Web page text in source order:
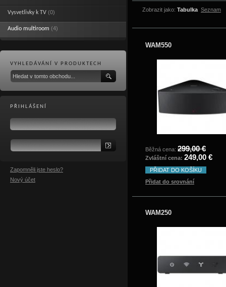
Vysvetlivky k TV (0)
Audio multiroom (4)
VYHLEDÁVÁNÍ V PRODUKTECH
PŘIHLÁŠENÍ
Zapomněli jste heslo?
Nový účet
Zobrazit jako: Tabulka Seznam
WAM550
Běžná cena: 299,00 €
Zvláštní cena: 249,00 €
PŘIDAT DO KOŠÍKU
Přidat do srovnání
WAM250